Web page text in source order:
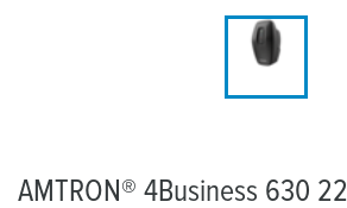
AMTRON® 4Business 630